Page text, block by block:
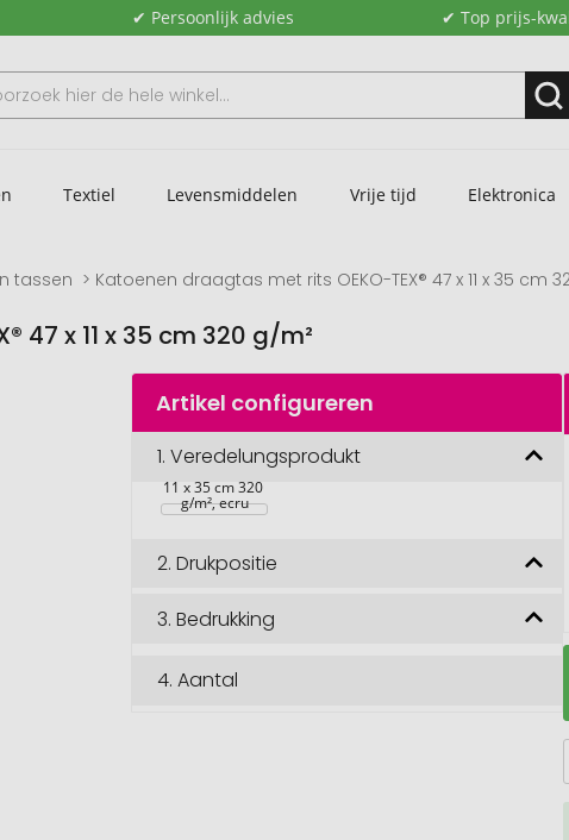
✔ Persoonlijk advies ✔ Top prijs-
Textiel Levensmiddelen Vrije tijd Elektronica
tassen Katoenen draagtas met rits OEKO-TEX® 47 x 11 x 35 cm
47 x 11 x 35 cm 320 g/m²
Artikel configureren
1.Veredelungsprodukt
ritssluiting
11 x 35 cm 320
g/m², ecru
2.Drukpositie
3.Bedrukking
4.Aantal